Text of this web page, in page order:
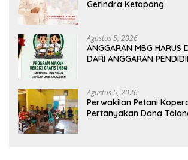
Gerindra Ketapang
Agustus 5, 2026
ANGGARAN MBG HARUS
DARI ANGGARAN
Agustus 5, 2026
Perwakilan Petani
Pertanyakan Dana